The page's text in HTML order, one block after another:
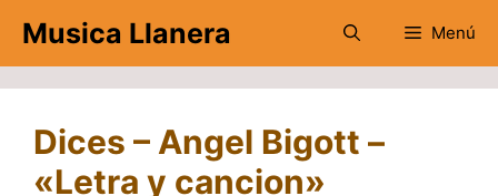
contenido
Musica Llanera Menú
Dices – Angel Bigott –
«Letra y cancion»